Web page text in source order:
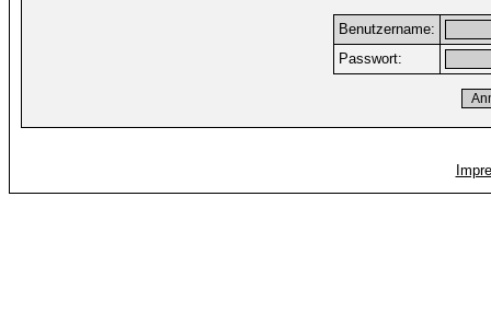
Benutzername:
Passwort: